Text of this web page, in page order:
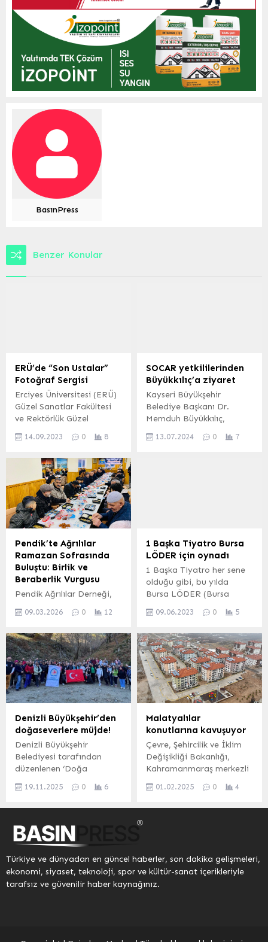
BasınPress
Benzer Konular
ERÜ’de “Son Ustalar”
Fotoğraf Sergisi
Erciyes Üniversitesi (ERÜ)
Güzel Sanatlar Fakültesi
ve Rektörlük Güzel
tarafından Cumhuriyetin
“Ahilik Kültürü Haftası”
kutlamaları çerçevesinde
“Son Ustalar” adlı
fotoğraf sergisi
düzenlendi. Mehmet UZEL
(KAYSERİ İGFA) Erciyes
Kültür Merkezi Sergi
Salonu’nda düzenlenen
serginin açılışına Rektör
Prof. Dr. Fatih Altun,
Kayseri Ticaret Borsası
Meclis Başkanı Mehmet...
14.09.2023 0 8
SOCAR yetkililerinden
Büyükkılıç’a ziyaret
Kayseri Büyükşehir
Belediye Başkanı Dr.
Memduh Büyükkılıç,
İş Birimi Dağıtım Başkan
Dr. Memduh Büyükkılıç
yönetimindeki Kayseri
Büyükşehir Belediyesi,
doğal gaz konforuna
kavuşmayan ilçe
bırakmamak için...
13.07.2024 0 7
Pendik’te Ağrılılar
Ramazan Sofrasında
Buluştu: Birlik ve
Beraberlik Vurgusu
Pendik Ağrılılar Derneği,
bereketini ve paylaşma
amacıyla anlamlı bir iftar
programı düzenledi.
Etkinlik, Pendik'te
yaşayan Ağrılı hemşerileri
aynı sofrada buluşturarak
birlik ve beraberlik
mesajlarının verildiği
coşkulu bir ortama sahne
oldu.Pendik Ağrılılar
Derneği Başkanı
Mehmetlatif Yaşlı, iftar
programında yaptığı
konuşmada Ramazan
dayanışma duygularını
09.03.2026 0 12
1 Başka Tiyatro Bursa
LÖDER için oynadı
1 Başka Tiyatro her sene
olduğu gibi, bu yılda
Bursa LÖDER (Bursa
Yardım Derneği) için on
sergilediler. Beyaz
Merdiven adlı oyun da
Bursa LÖDER Başkan
Yardımcısı Özgür İde
Acarbabacan ve Yönetim
Kurulu Üyesi Güler Uğurlu
Altınel de rol aldı BURSA
(İGFA)- Çeşitli iş
09.06.2023 0 5
Denizli Büyükşehir’den
doğaseverlere müjde!
Denizli Büyükşehir
Belediyesi tarafından
düzenlenen ‘Doğa
başlıyor. Doğaseverler, her
gerçekleştirilecek
yürüyüşlerle, şehrin doğal
fırsatı bulacak. Doğa
yürüyüşleri için kayıtlar,
her hafta Çarşamba günü
19.11.2025 0 6
Malatyalılar
konutlarına kavuşuyor
Çevre, Şehircilik ve İklim
Değişikliği Bakanlığı,
Kahramanmaraş merkezli
Malatya’nın Gelinciktepe
medya hesabından
paylaşan Bakan Kurum,
“Sağlam, güvenli
01.02.2025 0 4
Türkiye ve dünyadan en güncel haberler, son dakika gelişmeleri,
ekonomi, siyaset, teknoloji, spor ve kültür-sanat içerikleriyle
tarafsız ve güvenilir haber kaynağınız.